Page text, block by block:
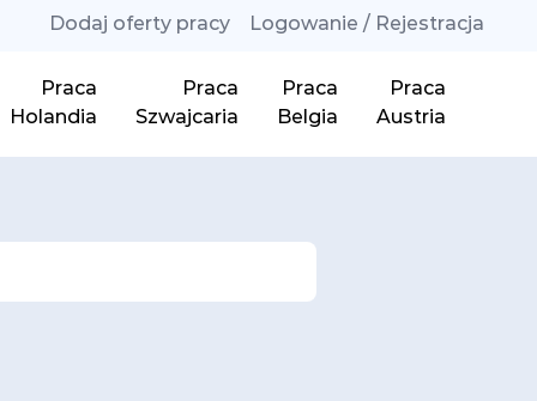
Dodaj oferty pracy Logowanie / Rejestracja
Praca
Holandia
Praca
Szwajcaria
Praca
Belgia
Praca
Austria